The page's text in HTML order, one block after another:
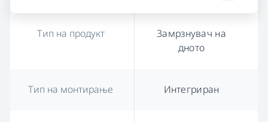
Тип на продукт
Замрзнувач на
дното
Тип на монтирање Интегриран